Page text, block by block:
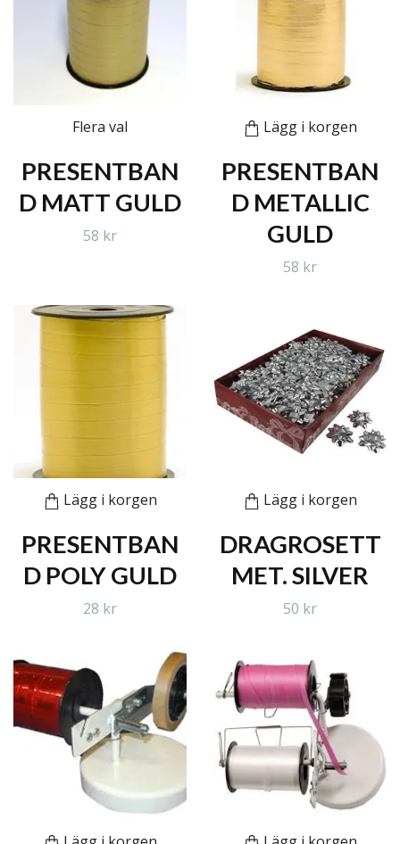
Flera val
PRESENTBAN
D MATT GULD
58 kr
Lägg i korgen
PRESENTBAN
D METALLIC
GULD
58 kr
Lägg i korgen
PRESENTBAN
D POLY GULD
28 kr
Lägg i korgen
DRAGROSETT
MET. SILVER
50 kr